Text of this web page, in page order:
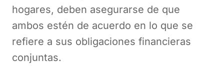
hogares, deben asegurarse de que
ambos estén de acuerdo en lo que se
refiere a sus obligaciones financieras
conjuntas.